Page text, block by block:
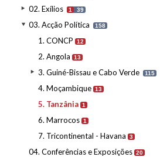
02. Exílios 1 39
03. Acção Política 158
1. CONCP 12
2. Angola 13
3. Guiné-Bissau e Cabo Verde 115
4. Moçambique 13
5. Tanzânia 1
6. Marrocos 1
7. Tricontinental - Havana 3
04. Conferências e Exposições 20